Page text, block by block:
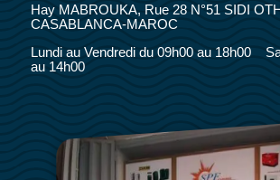
Hay MABROUKA, Rue 28 N°51 SIDI
CASABLANCA-MAROC
Lundi au Vendredi du 09h00 au 18h00
au 14h00